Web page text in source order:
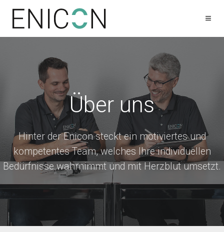
Über uns
Hinter der Enicon steckt ein motiviertes und
kompetentes Team, welches Ihre individuellen
Bedürfnisse wahrnimmt und mit Herzblut umsetzt.